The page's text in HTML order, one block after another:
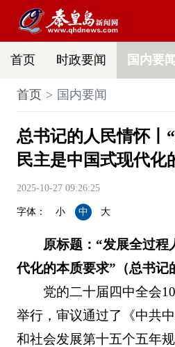
首页 时政要闻 国内要闻
首页 国内要闻
总书记的人民情怀丨
民主是中国式现代化
2025-10-27 09:26:25
字体： 小 中 大
原标题：“发展全过程
代化的本质要求”（总书记
党的二十届四中全会
举行，审议通过了《中共
和社会发展第十五个五年规